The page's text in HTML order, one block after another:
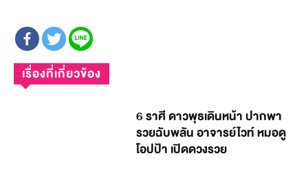
เรื่องที่เกี่ยวข้อง
6 ราศี ดาวพุธเดินหน้า ปากพา
รวยฉับพลัน อาจารย์ไวท์ หมอดู
โอปป้า เปิดดวงรวย